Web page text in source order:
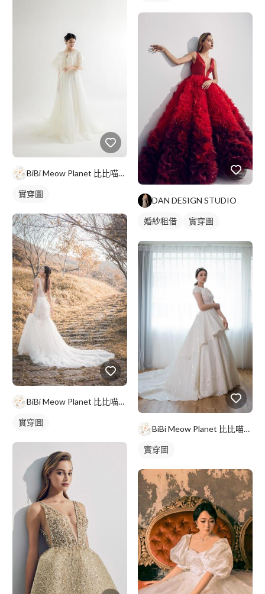
BiBi Meow Planet 比比喵星球坊
實穿圖
BiBi Meow Planet 比比喵星球坊
實穿圖
DAN DESIGN STUDIO
婚紗租借 實穿圖
BiBi Meow Planet 比比喵星球坊
實穿圖